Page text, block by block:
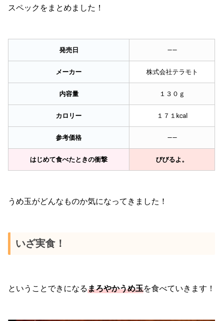
スペックをまとめました！
発売日 ——
メーカー 株式会社テラモト
内容量 １３０ｇ
カロリー １７１kcal
参考価格 ——
はじめて食べたときの衝撃 びびるよ。
うめ玉がどんなものか気になってきました！
いざ実食！
ということできになるまろやかうめ玉を食べていきます！